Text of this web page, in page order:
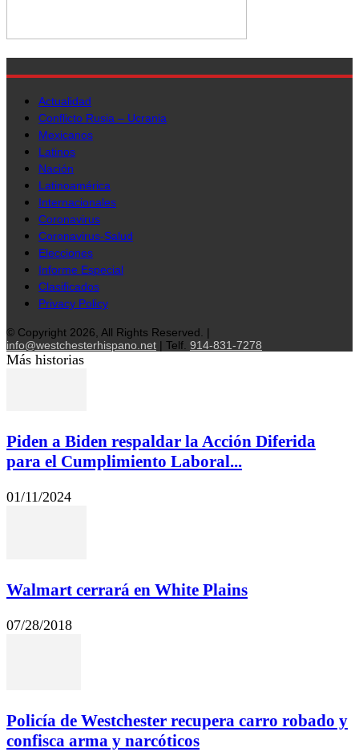
Actualidad
Conflicto Rusia – Ucrania
Mexicanos
Latinos
Nación
Latinoamérica
Internacionales
Coronavirus
Coronavirus-Salud
Elecciones
Informe Especial
Clasificados
Privacy Policy
© Copyright 2026, All Rights Reserved. |
info@westchesterhispano.net | Telf. 914-831-7278
Más historias
Piden a Biden respaldar la Acción Diferida
para el Cumplimiento Laboral...
01/11/2024
Walmart cerrará en White Plains
07/28/2018
Policía de Westchester recupera carro robado y
confisca arma y narcóticos